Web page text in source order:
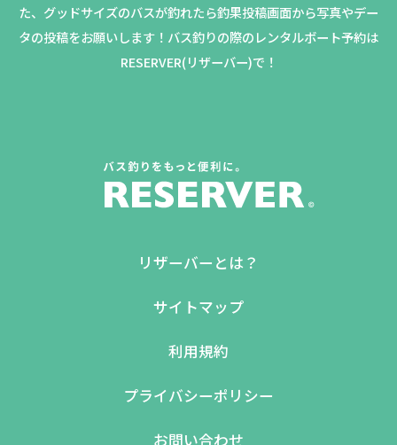
た、グッドサイズのバスが釣れたら釣果投稿画面から写真やデー
タの投稿をお願いします！バス釣りの際のレンタルボート予約は
RESERVER(リザーバー)で！
リザーバーとは？
サイトマップ
利用規約
プライバシーポリシー
お問い合わせ